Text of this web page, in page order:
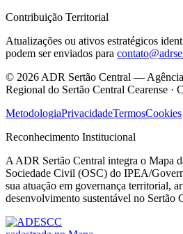
Contribuição Territorial
Atualizações ou ativos estratégicos
podem ser enviados para
© 2026 ADR Sertão Central —
Regional do Sertão Central Cearense ·
MetodologiaPrivacidadeTermosCookies
Reconhecimento Institucional
A ADR Sertão Central integra o Mapa
Sociedade Civil (OSC) do IPEA/
sua atuação em governança territorial,
desenvolvimento sustentável no Sertão